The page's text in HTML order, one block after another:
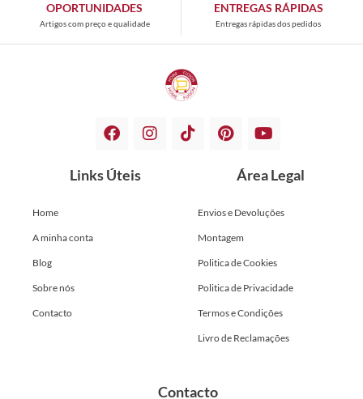
OPORTUNIDADES
Artigos com preço e qualidade
ENTREGAS RÁPIDAS
Entregas rápidas dos pedidos
Links Úteis
Home
A minha conta
Blog
Sobre nós
Contacto
Área Legal
Envios e Devoluções
Montagem
Politica de Cookies
Politica de Privacidade
Termos e Condições
Livro de Reclamações
Contacto